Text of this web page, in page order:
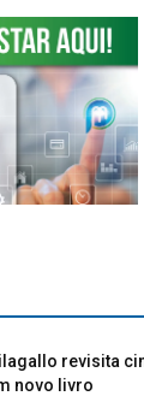
revisita
novo livro